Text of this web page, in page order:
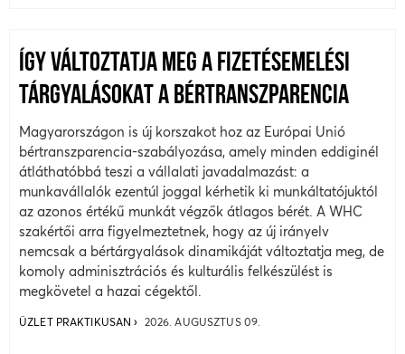
ÍGY VÁLTOZTATJA MEG A FIZETÉSEMELÉSI
TÁRGYALÁSOKAT A BÉRTRANSZPARENCIA
Magyarországon is új korszakot hoz az Európai Unió
bértranszparencia-szabályozása, amely minden eddiginél
átláthatóbbá teszi a vállalati javadalmazást: a
munkavállalók ezentúl joggal kérhetik ki munkáltatójuktól
az azonos értékű munkát végzők átlagos bérét. A WHC
szakértői arra figyelmeztetnek, hogy az új irányelv
nemcsak a bértárgyalások dinamikáját változtatja meg, de
komoly adminisztrációs és kulturális felkészülést is
megkövetel a hazai cégektől.
ÜZLET PRAKTIKUSAN 2026. AUGUSZTUS 09.